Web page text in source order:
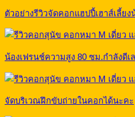
ตัวอย่างรีวิวจัดคอกแฮปปี้เฮาส์เลี้ย
น้องเฟรนช์ความสูง 80 ซม.กำลังดีเ
จัดบริเวณฝึกขับถ่ายในคอกได้นะคะ